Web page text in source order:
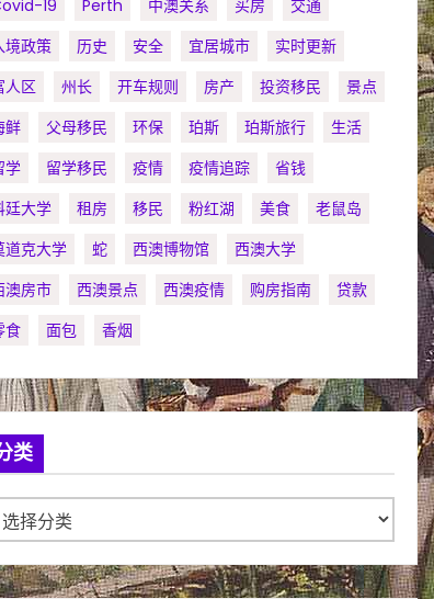
19 Perth 中澳关系 买房
交通
境政策
历史 安全 宜居城市
实时更新
人区
州长 开车规则 房产 投资移民
景点
鲜
父母移民 环保 珀斯 珀斯旅行
生活
学
留学移民 疫情 疫情追踪
省钱
廷大学
租房 移民 粉红湖 美食
老鼠岛
道克大学
蛇 西澳博物馆
西澳大学
澳房市
西澳景点 西澳疫情 购房指南
贷款
食
面包 香烟
类